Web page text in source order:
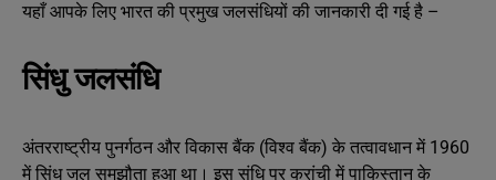
यहाँ आपके लिए भारत की प्रमुख जलसंधियों की जानकारी दी गई है –
सिंधु जलसंधि
अंतरराष्‍ट्रीय पुनर्गठन और विकास बैंक (विश्‍व बैंक) के तत्‍वावधान में 1960
में सिंधु जल समझौता हुआ था। इस संधि पर करांची में पाकिस्‍तान के